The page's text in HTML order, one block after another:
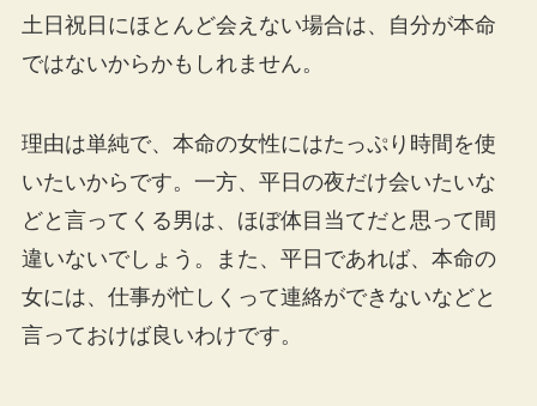
土日祝日にほとんど会えない場合は、自分が本命
ではないからかもしれません。
理由は単純で、本命の女性にはたっぷり時間を使
いたいからです。一方、平日の夜だけ会いたいな
どと言ってくる男は、ほぼ体目当てだと思って間
違いないでしょう。また、平日であれば、本命の
女には、仕事が忙しくって連絡ができないなどと
言っておけば良いわけです。